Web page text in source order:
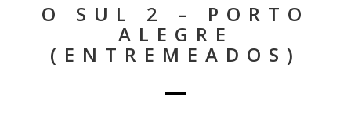
O SUL 2 – PORTO
ALEGRE
(ENTREMEADOS)